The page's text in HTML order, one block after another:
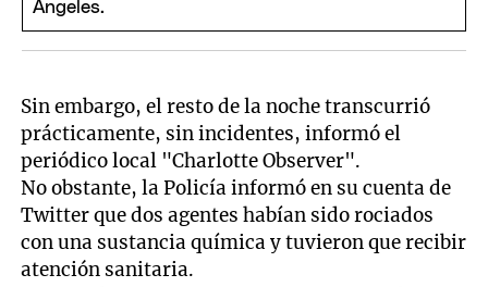
Sin embargo, el resto de la noche transcurrió
prácticamente, sin incidentes, informó el
periódico local "Charlotte Observer".
No obstante, la Policía informó en su cuenta de
Twitter que dos agentes habían sido rociados
con una sustancia química y tuvieron que recibir
atención sanitaria.